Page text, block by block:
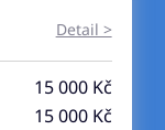
Detail >
15 000 Kč
15 000 Kč